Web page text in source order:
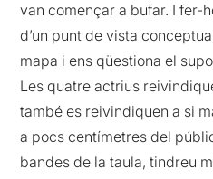
van començar a bufar. I fer-
d’un punt de vista
mapa i ens qüestiona el
Les quatre actrius
també es reivindiquen a si
a pocs centímetres del
bandes de la taula, tindreu